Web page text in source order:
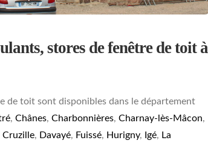
stores de fenêtre de toit à
de toit sont disponibles dans le département
, Chânes, Charbonnières, Charnay-lès-Mâcon,
Cruzille, Davayé, Fuissé, Hurigny, Igé, La